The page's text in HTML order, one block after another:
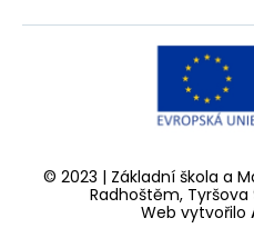
© 2023 | Základní škola a
Radhoštěm, Tyršova
Web vytvořilo